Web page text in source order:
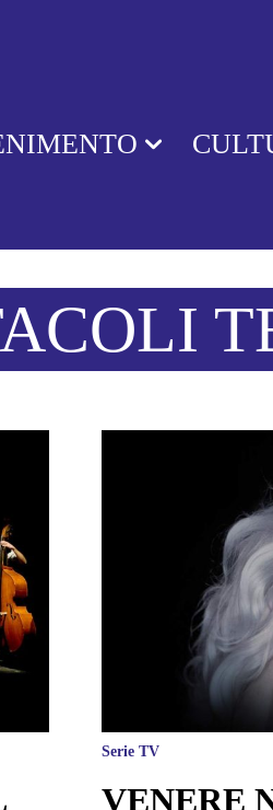
Serie TV
VENERE